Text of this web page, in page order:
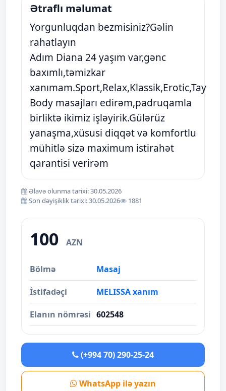
Ətraflı məlumat
Yorgunluqdan bezmisiniz?Gəlin
rahatlayın
Adım Diana 24 yaşım var,gənc
baxımlı,təmizkar
xanımam.Sport,Relax,Klassik,Erotic,Tay
Body masajları edirəm,padruqamla
birliktə ikimiz işləyirik.Gülərüz
yanaşma,xüsusi diqqət və komfortlu
mühitlə sizə maximum istirahət
qarantisi verirəm
Əlavə olunma tarixi: 30.05.2026
Son dəyişiklik tarixi: 30.05.2026
1881
100 AZN
Bölmə Masaj
İstifadəçi MELISSA xanım
Elanın nömrəsi 602548
(+994 70) 290-25-24
WhatsApp ilə yazın